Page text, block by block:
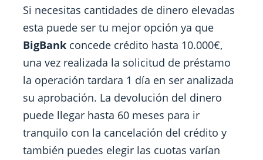
Si necesitas cantidades de dinero elevadas
esta puede ser tu mejor opción ya que
BigBank concede crédito hasta 10.000€,
una vez realizada la solicitud de préstamo
la operación tardara 1 día en ser analizada
su aprobación. La devolución del dinero
puede llegar hasta 60 meses para ir
tranquilo con la cancelación del crédito y
también puedes elegir las cuotas varían